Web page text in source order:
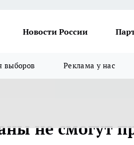
Новости России
выборов Реклама у нас
не смогут